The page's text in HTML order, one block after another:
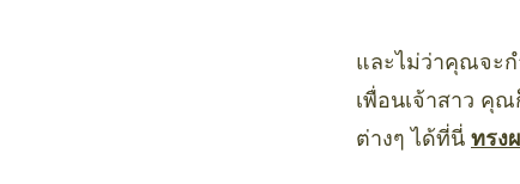
และไม่ว่าคุณจะก
เพื่อนเจ้าสาว คุ
ต่างๆ ได้ที่นี่ ทรง